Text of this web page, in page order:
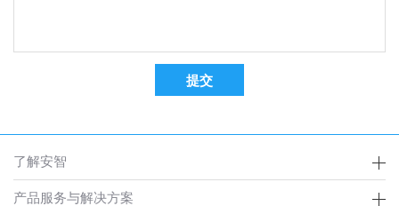
了解安智
产品服务与解决方案